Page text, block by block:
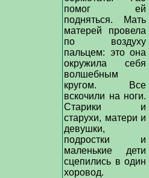
помог ей
подняться. Мать
матерей провела
по воздуху
пальцем: это она
окружила себя
волшебным
кругом. Все
вскочили на ноги.
Старики и
старухи, матери и
девушки,
подростки и
маленькие дети
сцепились в один
хоровод.